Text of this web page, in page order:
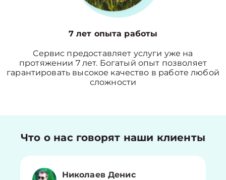
7 лет опыта работы
Сервис предоставляет услуги уже на
протяжении 7 лет. Богатый опыт позволяет
гарантировать высокое качество в работе любой
сложности
Что о нас говорят наши клиенты
Николаев Денис